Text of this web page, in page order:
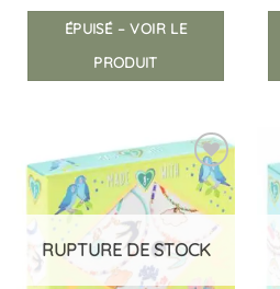
ÉPUISÉ – VOIR LE
PRODUIT
Ajouter
à la
liste
d’envies
RUPTURE DE STOCK